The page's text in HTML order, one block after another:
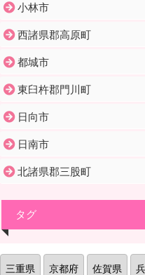
小林市
西諸県郡高原町
都城市
東臼杵郡門川町
日向市
日南市
北諸県郡三股町
タグ
三重県 京都府 佐賀県